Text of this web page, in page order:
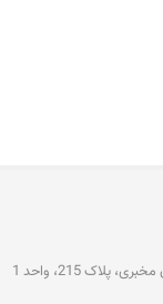
تهران، جنت آباد مرکزی، خیابان مخبری، پلاک 215، واحد 1